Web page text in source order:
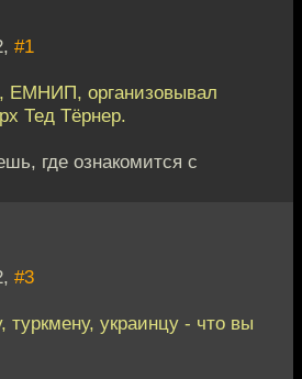
#1
ЕМНИП, организовывал
Тед Тёрнер.
где ознакомится с
#3
туркмену, украинцу - что вы